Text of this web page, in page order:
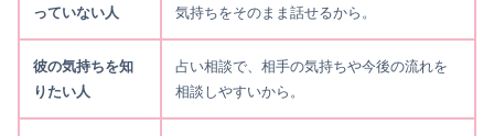
っていない人
気持ちをそのまま話せるから。
彼の気持ちを知
りたい人
占い相談で、相手の気持ちや今後の流れを
相談しやすいから。